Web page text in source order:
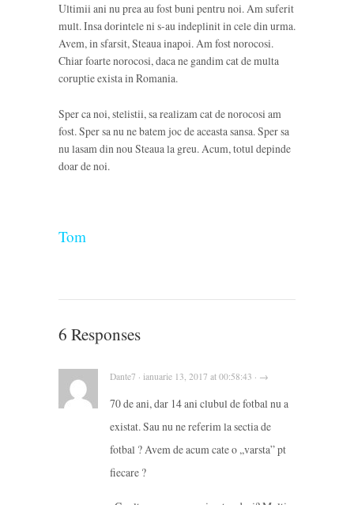
Ultimii ani nu prea au fost buni pentru noi. Am suferit
mult. Insa dorintele ni s-au indeplinit in cele din urma.
Avem, in sfarsit, Steaua inapoi. Am fost norocosi.
Chiar foarte norocosi, daca ne gandim cat de multa
coruptie exista in Romania.
Sper ca noi, stelistii, sa realizam cat de norocosi am
fost. Sper sa nu ne batem joc de aceasta sansa. Sper sa
nu lasam din nou Steaua la greu. Acum, totul depinde
doar de noi.
Tom
6 Responses
Dante7 · ianuarie 13, 2017 at 00:58:43 · →
70 de ani, dar 14 ani clubul de fotbal nu a
existat. Sau nu ne referim la sectia de
fotbal ? Avem de acum cate o ,,varsta” pt
fiecare ?